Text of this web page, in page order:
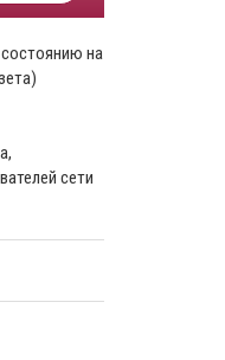
на
сети